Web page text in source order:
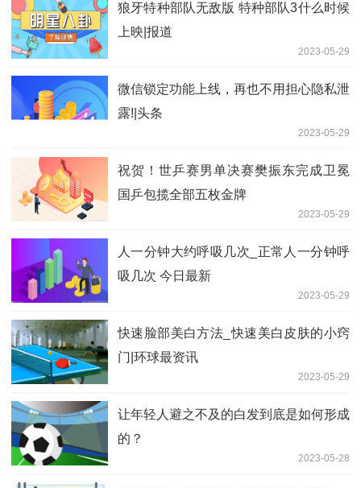
狼牙特种部队无敌版 特种部队3什么时候
上映|报道
2023-05-29
微信锁定功能上线，再也不用担心隐私泄
露!|头条
2023-05-29
祝贺！世乒赛男单决赛樊振东完成卫冕
国乒包揽全部五枚金牌
2023-05-29
人一分钟大约呼吸几次_正常人一分钟呼
吸几次 今日最新
2023-05-29
快速脸部美白方法_快速美白皮肤的小窍
门|环球最资讯
2023-05-29
让年轻人避之不及的白发到底是如何形成
的？
2023-05-28